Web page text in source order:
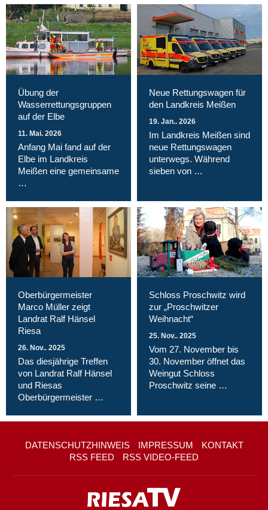
Übung der
Wasserrettungsgruppen
auf der Elbe
11. Mai. 2026
Anfang Mai fand auf der
Elbe im Landkreis
Meißen eine gemeinsame
…
Neue Rettungswagen für
den Landkreis Meißen
19. Jan.. 2026
Im Landkreis Meißen sind
neue Rettungswagen
unterwegs. Während
sieben von …
Oberbürgermeister
Marco Müller zeigt
Landrat Ralf Hänsel
Riesa
26. Nov.. 2025
Das diesjährige Treffen
von Landrat Ralf Hänsel
und Riesas
Oberbürgermeister …
Schloss Proschwitz wird
zur „Proschwitzer
Weihnacht“
25. Nov.. 2025
Vom 27. November bis
30. November öffnet das
Weingut Schloss
Proschwitz seine …
DATENSCHUTZHINWEIS IMPRESSUM
KONTAKT
RSS FEED
RSS VIDEO-FEED